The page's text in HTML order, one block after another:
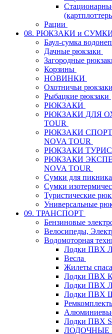
Рации
08. РЮКЗАКИ и
Баул-сумка
Дачные рюкзаки
Загородные
Корзины
НОВИНКИ
Охотничьи рюкзаки
Рыбацкие рюкзаки
РЮКЗАКИ
РЮКЗАКИ ДЛЯ
TOUR
РЮКЗАКИ
NOVA TOUR
РЮКЗАКИ
РЮКЗАКИ
NOVA TOUR
Сумки для пикника
Сумки
Туристические
Универсальные
09. ТРАНСПОРТ
Бензиновые
Велосипеды,
Водомоторная
Лодки ПВХ
Весла
Жилеты
Лодки ПВХ
Лодки ПВХ
Лодки ПВХ
Лодки ПВХ
ЛОДОЧНЫЕ